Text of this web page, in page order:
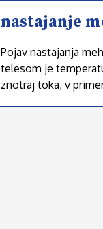
nastajanje
Pojav nastajanja
telesom je
znotraj toka, v